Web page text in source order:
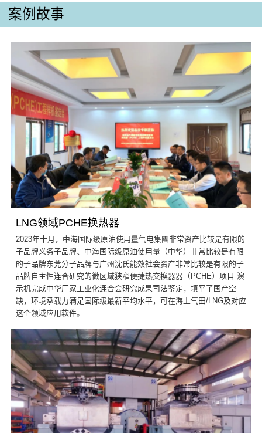
案例故事
LNG领域PCHE换热器
2023年十月，中海国际级原油使用量气电集團非常资产比较是有限的
子品牌义务子品牌、中海国际级原油使用量（中华）非常比较是有限
的子品牌东莞分子品牌与广州沈氏能效社会资产非常比较是有限的子
品牌自主性连合研究的微区域狭窄便捷热交换器器（PCHE）项目 演
示机完成中华厂家工业化连合会研究成果司法鉴定，填平了国产空
缺，环境承载力满足国际级最新平均水平，可在海上气田/LNG及对应
这个领域应用软件。